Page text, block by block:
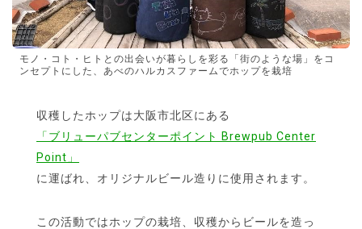
モノ・コト・ヒトとの出会いが暮らしを彩る「街のような場」をコ
ンセプトにした、あべのハルカスファームでホップを栽培
収穫したホップは大阪市北区にある
「ブリューパブセンターポイント Brewpub Center
Point」
に運ばれ、オリジナルビール造りに使用されます。
この活動ではホップの栽培、収穫からビールを造っ